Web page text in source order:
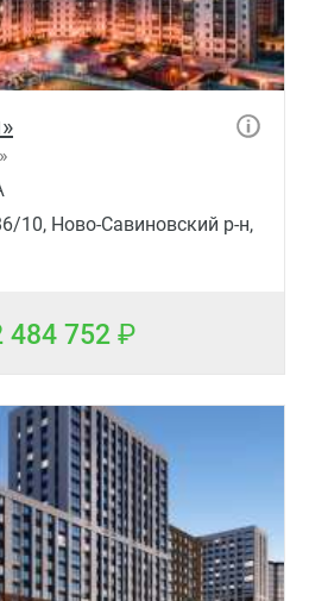
10, Ново-Савиновский р-н,
484 752